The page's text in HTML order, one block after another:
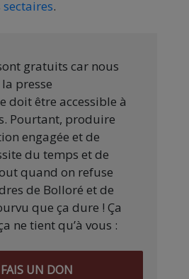
.
gratuits car nous
presse
doit être accessible à
Pourtant, produire
engagée et de
du temps et de
quand on refuse
de Bolloré et de
que ça dure ! Ça
ne tient qu’à vous :
FAIS UN DON